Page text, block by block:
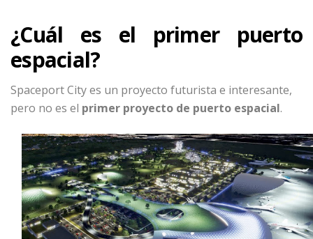
¿Cuál es el primer puerto
espacial?
Spaceport City es un proyecto futurista e interesante,
pero no es el primer proyecto de puerto espacial.